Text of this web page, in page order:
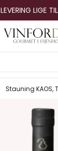
LEVERING LIGE
Stauning KAOS,